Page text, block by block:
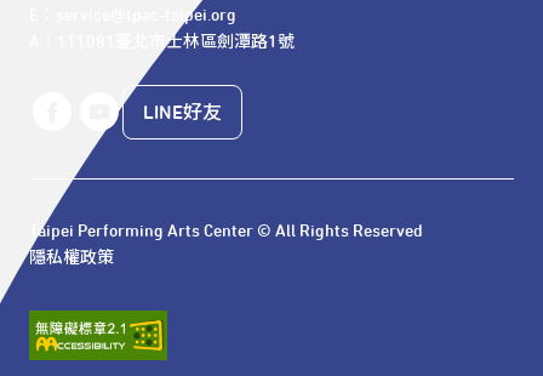
E：service@tpac-taipei.org
A：111081臺北市士林區劍潭路1號
LINE好友
Taipei Performing Arts Center © All Rights Reserved
隱私權政策